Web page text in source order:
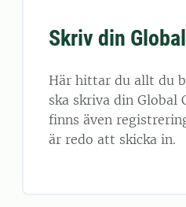
Skriv din
Här hittar du allt du
ska skriva din Global
finns även
är redo att skicka in.